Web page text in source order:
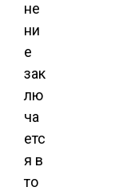
не
ни
е
зак
лю
ча
етс
я в
то